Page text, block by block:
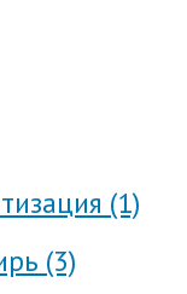
(1)
(3)